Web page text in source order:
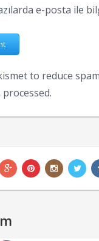
e-posta ile
to reduce